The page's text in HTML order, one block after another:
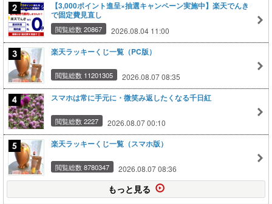
【3,000ポイント進呈×抽選キャンペーン実施中】楽天でんき
で固定費見直し
閲覧総数 20867 2026.08.04 11:00
楽天ラッキーくじ一覧（PC版）
閲覧総数 11201305 2026.08.07 08:35
スマホは常に手元に・微笑み返したくなる千日紅
閲覧総数 2227 2026.08.07 00:10
楽天ラッキーくじ一覧（スマホ版）
閲覧総数 8780347 2026.08.07 08:36
もっと見る